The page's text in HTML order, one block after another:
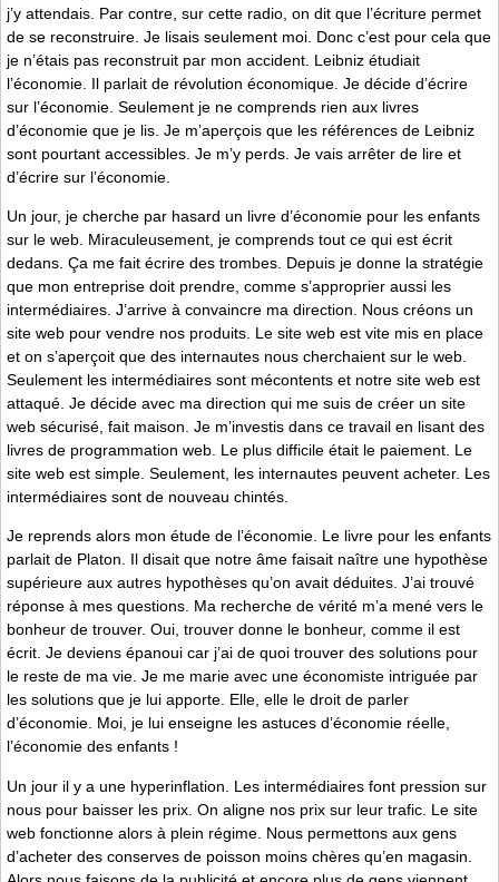
j’y attendais. Par contre, sur cette radio, on dit que l’écriture permet
de se reconstruire. Je lisais seulement moi. Donc c’est pour cela que
je n’étais pas reconstruit par mon accident. Leibniz étudiait
l’économie. Il parlait de révolution économique. Je décide d’écrire
sur l’économie. Seulement je ne comprends rien aux livres
d’économie que je lis. Je m’aperçois que les références de Leibniz
sont pourtant accessibles. Je m’y perds. Je vais arrêter de lire et
d’écrire sur l’économie.
Un jour, je cherche par hasard un livre d’économie pour les enfants
sur le web. Miraculeusement, je comprends tout ce qui est écrit
dedans. Ça me fait écrire des trombes. Depuis je donne la stratégie
que mon entreprise doit prendre, comme s’approprier aussi les
intermédiaires. J’arrive à convaincre ma direction. Nous créons un
site web pour vendre nos produits. Le site web est vite mis en place
et on s’aperçoit que des internautes nous cherchaient sur le web.
Seulement les intermédiaires sont mécontents et notre site web est
attaqué. Je décide avec ma direction qui me suis de créer un site
web sécurisé, fait maison. Je m’investis dans ce travail en lisant des
livres de programmation web. Le plus difficile était le paiement. Le
site web est simple. Seulement, les internautes peuvent acheter. Les
intermédiaires sont de nouveau chintés.
Je reprends alors mon étude de l’économie. Le livre pour les enfants
parlait de Platon. Il disait que notre âme faisait naître une hypothèse
supérieure aux autres hypothèses qu’on avait déduites. J’ai trouvé
réponse à mes questions. Ma recherche de vérité m’a mené vers le
bonheur de trouver. Oui, trouver donne le bonheur, comme il est
écrit. Je deviens épanoui car j’ai de quoi trouver des solutions pour
le reste de ma vie. Je me marie avec une économiste intriguée par
les solutions que je lui apporte. Elle, elle le droit de parler
d’économie. Moi, je lui enseigne les astuces d’économie réelle,
l’économie des enfants !
Un jour il y a une hyperinflation. Les intermédiaires font pression sur
nous pour baisser les prix. On aligne nos prix sur leur trafic. Le site
web fonctionne alors à plein régime. Nous permettons aux gens
d’acheter des conserves de poisson moins chères qu’en magasin.